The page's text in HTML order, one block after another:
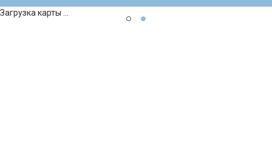
Загрузка карты ...